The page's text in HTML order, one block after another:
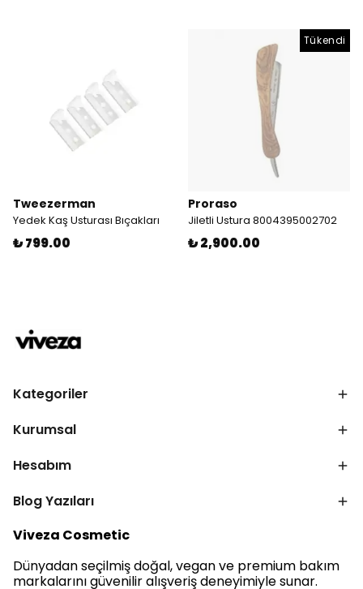
Tweezerman
Yedek Kaş Usturası Bıçakları
₺ 799.00
Tükendi
Proraso
Jiletli Ustura 8004395002702
₺ 2,900.00
Kategoriler
Kurumsal
Hesabım
Blog Yazıları
Viveza Cosmetic
Dünyadan seçilmiş doğal, vegan ve premium bakım
markalarını güvenilir alışveriş deneyimiyle sunar.